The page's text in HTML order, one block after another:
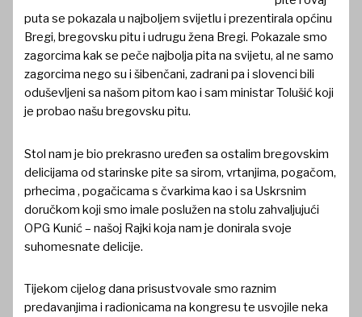
puta se pokazala u najboljem svijetlu i prezentirala općinu
Bregi, bregovsku pitu i udrugu žena Bregi. Pokazale smo
zagorcima kak se peče najbolja pita na svijetu, al ne samo
zagorcima nego su i šibenčani, zadrani pa i slovenci bili
oduševljeni sa našom pitom kao i sam ministar Tolušić koji
je probao našu bregovsku pitu.
Stol nam je bio prekrasno uređen sa ostalim bregovskim
delicijama od starinske pite sa sirom, vrtanjima, pogačom,
prhecima , pogačicama s čvarkima kao i sa Uskrsnim
doručkom koji smo imale poslužen na stolu zahvaljujući
OPG Kunić – našoj Rajki koja nam je donirala svoje
suhomesnate delicije.
Tijekom cijelog dana prisustvovale smo raznim
predavanjima i radionicama na kongresu te usvojile neka